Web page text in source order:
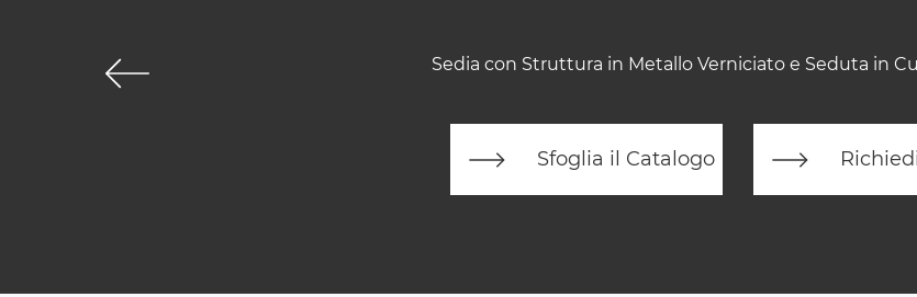
Sedia con Struttura in Metallo Verniciato e Seduta in
Sfoglia il Catalogo